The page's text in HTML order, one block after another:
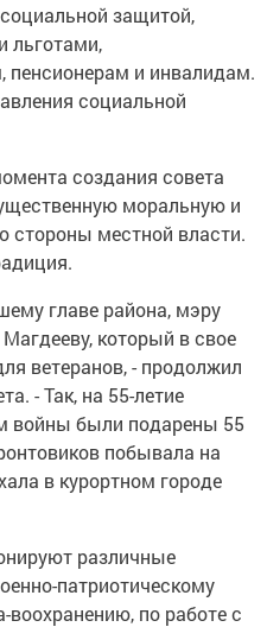
защитой,
льготами,
пенсионерам и инвалидам.
социальной
создания совета
моральную и
стороны местной власти.
главе района, мэру
который в свое
ветеранов, - продолжил
- Так, на 55-летие
войны были подарены 55
побывала на
в курортном городе
различные
патриотическому
по работе с